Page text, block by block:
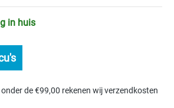
in huis
de €99,00 rekenen wij verzendkosten